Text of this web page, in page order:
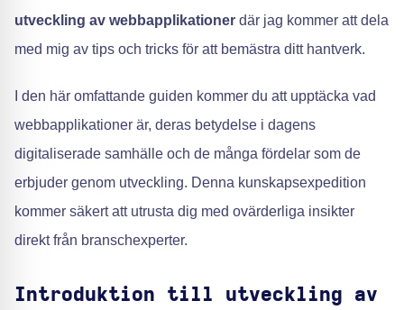
utveckling av webbapplikationer där jag kommer att dela
med mig av tips och tricks för att bemästra ditt hantverk.
I den här omfattande guiden kommer du att upptäcka vad
webbapplikationer är, deras betydelse i dagens
digitaliserade samhälle och de många fördelar som de
erbjuder genom utveckling. Denna kunskapsexpedition
kommer säkert att utrusta dig med ovärderliga insikter
direkt från branschexperter.
Introduktion till utveckling av